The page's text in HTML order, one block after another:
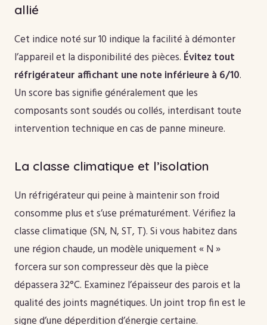
allié
Cet indice noté sur 10 indique la facilité à démonter
l’appareil et la disponibilité des pièces. Évitez tout
réfrigérateur affichant une note inférieure à 6/10.
Un score bas signifie généralement que les
composants sont soudés ou collés, interdisant toute
intervention technique en cas de panne mineure.
La classe climatique et l’isolation
Un réfrigérateur qui peine à maintenir son froid
consomme plus et s’use prématurément. Vérifiez la
classe climatique (SN, N, ST, T). Si vous habitez dans
une région chaude, un modèle uniquement « N »
forcera sur son compresseur dès que la pièce
dépassera 32°C. Examinez l’épaisseur des parois et la
qualité des joints magnétiques. Un joint trop fin est le
signe d’une déperdition d’énergie certaine.